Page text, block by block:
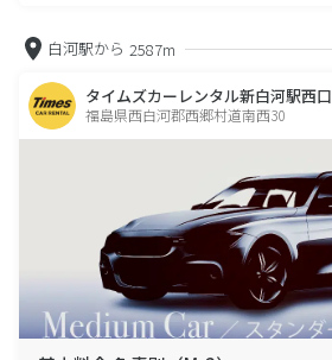
白河駅から 2587m
タイムズカーレンタル新白河駅西口
福島県西白河郡西郷村道南西30